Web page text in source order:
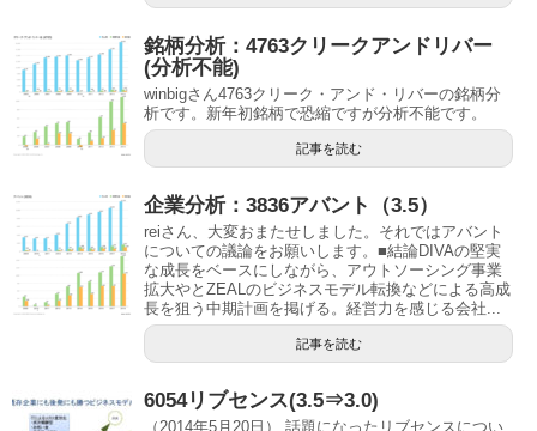
銘柄分析：4763クリークアンドリバー
(分析不能)
winbigさん4763クリーク・アンド・リバーの銘柄分
析です。新年初銘柄で恐縮ですが分析不能です。
記事を読む
企業分析：3836アバント（3.5）
reiさん、大変おまたせしました。それではアバント
についての議論をお願いします。■結論DIVAの堅実
な成長をベースにしながら、アウトソーシング事業
拡大やとZEALのビジネスモデル転換などによる高成
長を狙う中期計画を掲げる。経営力を感じる会社...
記事を読む
6054リブセンス(3.5⇒3.0)
（2014年5月20日） 話題になったリブセンスについ